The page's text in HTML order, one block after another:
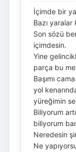
İçimde bir
Bazı yaralar
Son sözü
içimdesin.
Yine
parça bu
Başımı
yol
yüreğimin
Biliyorum
biliyorum
Neredesin
Ne